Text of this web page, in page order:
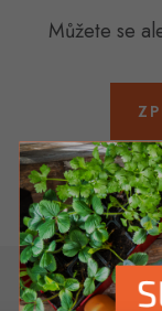
Můžete se